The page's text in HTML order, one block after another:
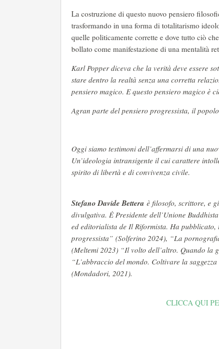
La costruzione di questo nuovo pensiero
trasformando in una forma di totalitarismo
quelle politicamente corrette e dove tutto ciò
bollato come manifestazione di una mentalità
Karl Popper diceva che la verità deve essere
stare dentro la realtà senza una corretta
pensiero magico. E questo pensiero magico è
Agran parte del pensiero progressista, il
Oggi siamo testimoni dell’affermarsi di una
Un’ideologia intransigente il cui carattere
spirito di libertà e di convivenza civile.
Stefano Davide Bettera è filosofo, scrittore, e
divulgativa. È Presidente dell’Unione
ed editorialista de Il Riformista. Ha
progressista” (Solferino 2024), “La
(Meltemi 2023) “Il volto dell’altro. Quando la
“L’abbraccio del mondo. Coltivare la
(Mondadori, 2021).
CLICCA QUI